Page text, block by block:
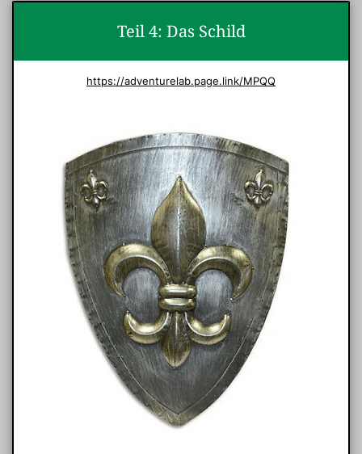
Teil 4: Das Schild
https://adventurelab.page.link/MPQQ